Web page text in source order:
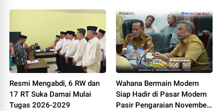
Resmi Mengabdi, 6 RW dan
17 RT Suka Damai Mulai
Tugas 2026-2029
Wahana Bermain Modern
Siap Hadir di Pasar Modern
Pasir Pengaraian November